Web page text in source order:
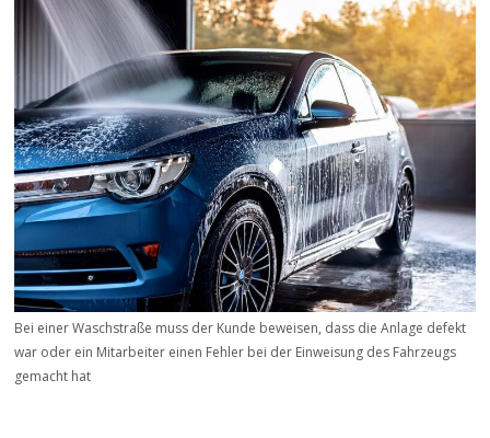
Bei einer Waschstraße muss der Kunde beweisen, dass die Anlage defekt
war oder ein Mitarbeiter einen Fehler bei der Einweisung des Fahrzeugs
gemacht hat